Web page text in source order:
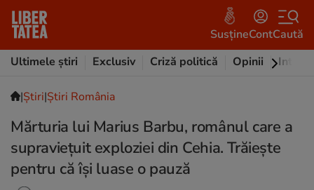
SusțineContCaută
Ultimele știri
Exclusiv Criză politică Opinii
|Ştiri|Știri România
Mărturia lui Marius Barbu, românul care a
supraviețuit exploziei din Cehia. Trăiește
pentru că își luase o pauză